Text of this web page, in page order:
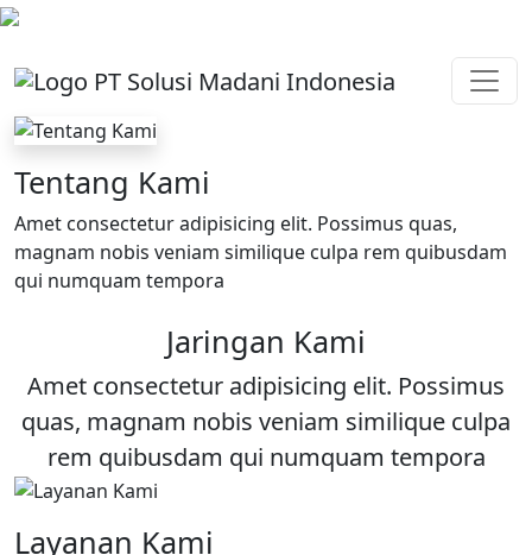
Tentang Kami
Amet consectetur adipisicing elit. Possimus quas,
magnam nobis veniam similique culpa rem quibusdam
qui numquam tempora
Jaringan Kami
Amet consectetur adipisicing elit. Possimus
quas, magnam nobis veniam similique culpa
rem quibusdam qui numquam tempora
Layanan Kami